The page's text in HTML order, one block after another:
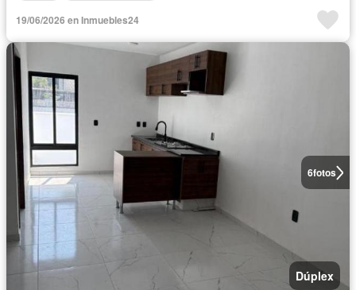
19/06/2026 en Inmuebles24
6fotos
Dúplex